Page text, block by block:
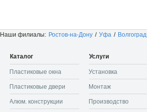
Каталог
Пластиковые окна
Пластиковые двери
Алюм. конструкции
Услуги
Установка
Монтаж
Производство
Наши филиалы: Ростов-на-Дону / Уфа / Волгоград